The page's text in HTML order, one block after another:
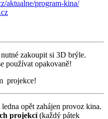
aktualne/program-kina/
zakoupit si 3D brýle.
používat opakovaně!
projekce!
opět zahájen provoz kina.
projekcí(každý pátek